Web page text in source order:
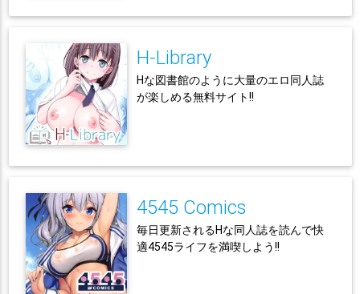
H-Library
Hな図書館のように大量のエロ同人誌
が楽しめる無料サイト!!
4545 Comics
毎日更新されるHな同人誌を読んで快
適4545ライフを満喫しよう!!